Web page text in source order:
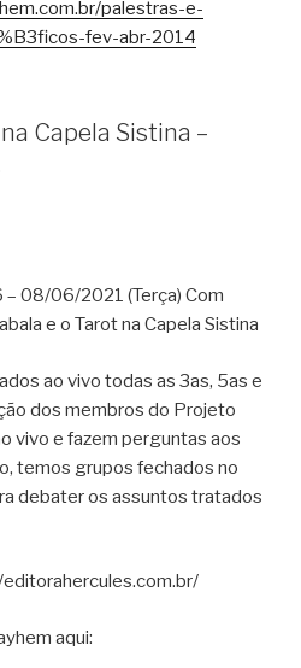
palestras-e-
fev-abr-2014
Capela Sistina –
08/06/2021 (Terça) Com
e o Tarot na Capela Sistina
ao vivo todas as 3as, 5as e
dos membros do Projeto
vivo e fazem perguntas aos
temos grupos fechados no
debater os assuntos tratados
aqui: